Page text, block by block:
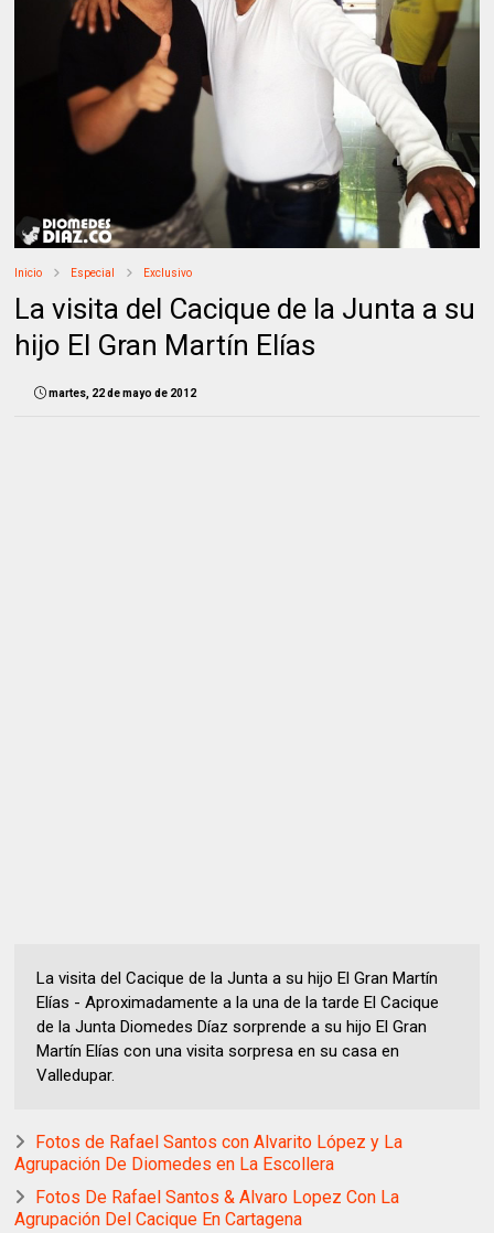
Inicio Especial Exclusivo
La visita del Cacique de la Junta a su
hijo El Gran Martín Elías
martes, 22 de mayo de 2012
La visita del Cacique de la Junta a su hijo El Gran Martín
Elías - Aproximadamente a la una de la tarde El Cacique
de la Junta Diomedes Díaz sorprende a su hijo El Gran
Martín Elías con una visita sorpresa en su casa en
Valledupar.
Fotos de Rafael Santos con Alvarito López y La
Agrupación De Diomedes en La Escollera
Fotos De Rafael Santos & Alvaro Lopez Con La
Agrupación Del Cacique En Cartagena